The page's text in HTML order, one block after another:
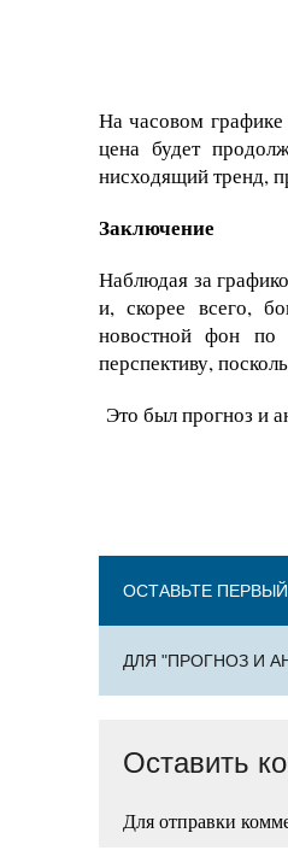
На часовом
цена будет
нисходящий тренд,
Заключение
Наблюдая за
и, скорее всего,
новостной фон по
перспективу,
Это был прогноз и
ОСТАВЬТЕ
ДЛЯ "ПРОГНОЗ И
Оставить
Для отправки